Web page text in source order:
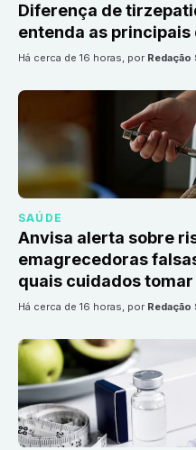
Diferença de
entenda as
há cerca de 16 horas, por Redação
SAÚDE
Anvisa alerta sobre
emagrecedoras
quais cuidados tomar
há cerca de 16 horas, por Redação